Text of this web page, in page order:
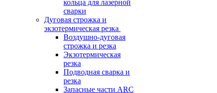
кольца для лазерной
сварки
Дуговая строжка и
экзотермическая резка
Воздушно-дуговая
строжка и резка
Экзотермическая
резка
Подводная сварка и
резка
Запасные части ARC